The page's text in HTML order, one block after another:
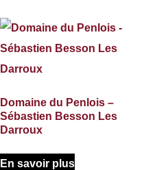
Domaine du Penlois –
Sébastien Besson Les
Darroux
En savoir plus